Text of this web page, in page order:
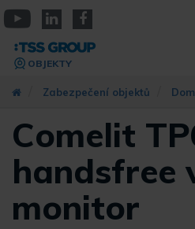
Přejít
k
hlavnímu
obsahuOBJEKTY
Zabezpečení objektů
Comelit
handsfree
monitor